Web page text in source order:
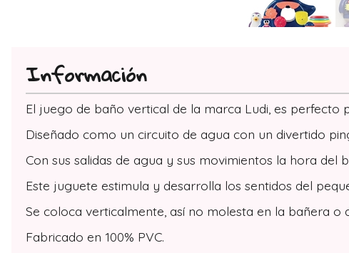
Información
El juego de baño vertical de la marca Ludi, es perfecto
Diseñado como un circuito de agua con un divertido
Con sus salidas de agua y sus movimientos la hora
Este juguete estimula y desarrolla los sentidos del
Se coloca verticalmente, así no molesta en la bañera o
Fabricado en 100% PVC.